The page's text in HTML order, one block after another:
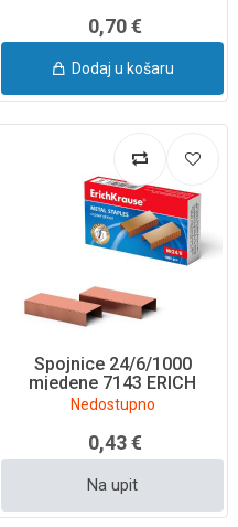
0,70 €
Dodaj u košaru
Spojnice 24/6/1000
mjedene 7143 ERICH
KRAUSE
Nedostupno
0,43 €
Na upit